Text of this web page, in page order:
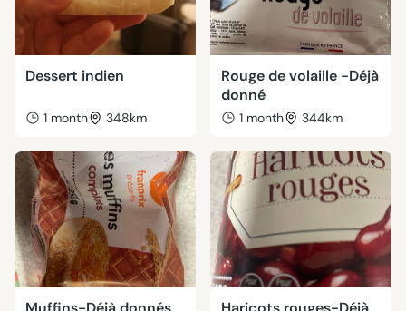
Dessert indien
1 month 348km
Rouge de volaille -Déjà
donné
1 month 344km